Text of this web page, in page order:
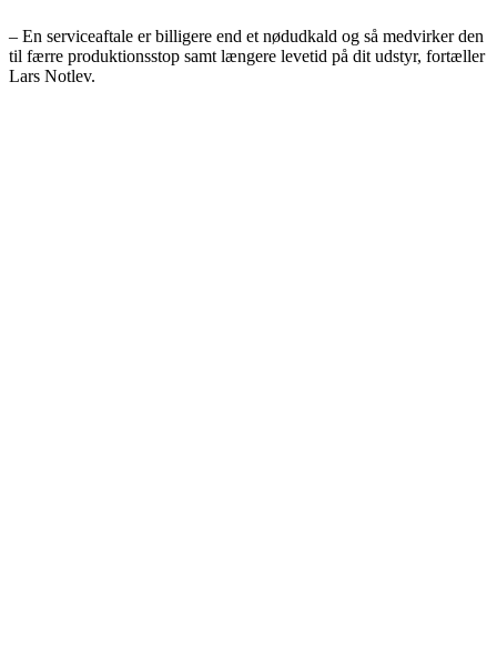
– En serviceaftale er billigere end et nødudkald og så medvirker den
til færre produktionsstop samt længere levetid på dit udstyr, fortæller
Lars Notlev.